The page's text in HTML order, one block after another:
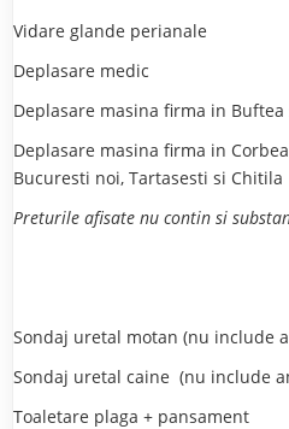
Vidare glande perianale
Deplasare medic
Deplasare masina firma in Buftea
Deplasare masina firma in
Bucuresti noi, Tartasesti si Chitila
Preturile afisate nu contin si
Sondaj uretal motan (nu include
Sondaj uretal caine (nu include
Toaletare plaga + pansament